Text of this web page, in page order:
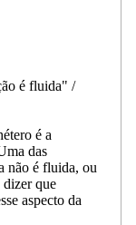
é fluida" /
é a
das
não é fluida, ou
dizer que
aspecto da